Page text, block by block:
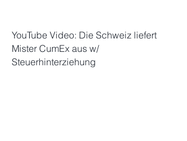
YouTube Video: Die Schweiz liefert
Mister CumEx aus w/
Steuerhinterziehung